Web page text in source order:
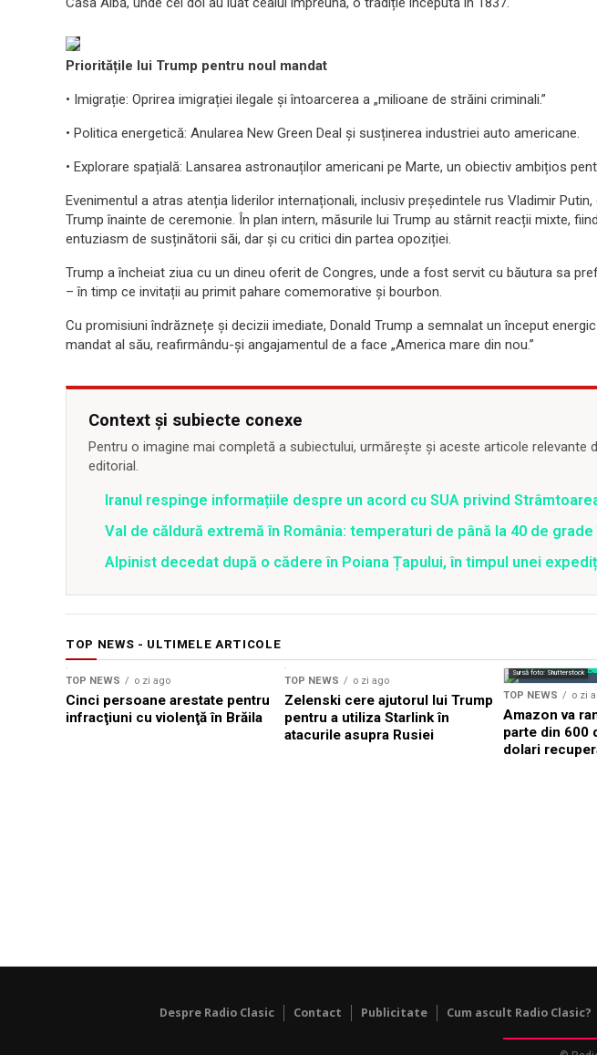
Prioritățile lui Trump pentru noul mandat
• Imigrație: Oprirea imigrației ilegale și întoarcerea a „milioane de străini criminali.”
• Politica energetică: Anularea New Green Deal și susținerea industriei auto americane.
• Explorare spațială: Lansarea astronauților americani pe Marte, un obiectiv ambițios
Evenimentul a atras atenția liderilor internaționali, inclusiv președintele rus Vladimir
Trump înainte de ceremonie. În plan intern, măsurile lui Trump au stârnit reacții mixte,
entuziasm de susținătorii săi, dar și cu critici din partea opoziției.
Trump a încheiat ziua cu un dineu oferit de Congres, unde a fost servit cu băutura sa
– în timp ce invitații au primit pahare comemorative și bourbon.
Cu promisiuni îndrăznețe și decizii imediate, Donald Trump a semnalat un început
mandat al său, reafirmându-și angajamentul de a face „America mare din nou.”
Context și subiecte conexe
Pentru o imagine mai completă a subiectului, urmărește și aceste articole relevante
editorial.
Iranul respinge informațiile despre un acord cu SUA privind
Val de căldură extremă în România: temperaturi de până la 40 de
Alpinist decedat după o cădere în Poiana Țapului, în timpul unei
TOP NEWS - ULTIMELE ARTICOLE
TOP NEWS o zi ago
Cinci persoane arestate pentru
infracţiuni cu violenţă în Brăila
TOP NEWS o zi ago
Zelenski cere ajutorul lui Trump
pentru a utiliza Starlink în
atacurile asupra Rusiei
Sursă foto: Shutterstock
TOP NEWS o zi
Amazon va
parte din 600
dolari
Despre Radio Clasic Contact Publicitate Cum ascult Radio Clasic?